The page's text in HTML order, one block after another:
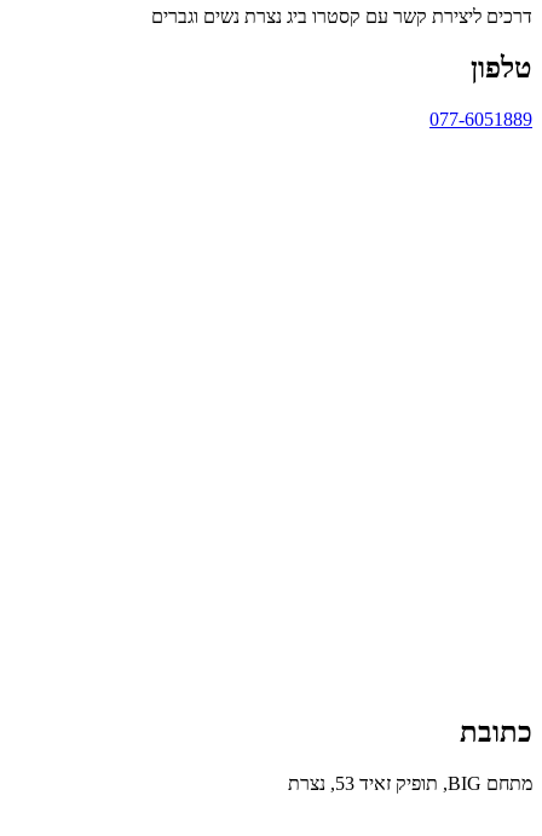
דרכים ליצירת קשר עם קסטרו ביג נצרת נשים וגברים
טלפון
077-6051889
כתובת
מתחם BIG, תופיק זאיד 53, נצרת